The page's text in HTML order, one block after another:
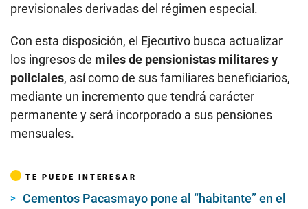
previsionales derivadas del régimen especial.
Con esta disposición, el Ejecutivo busca actualizar
los ingresos de miles de pensionistas militares y
policiales, así como de sus familiares beneficiarios,
mediante un incremento que tendrá carácter
permanente y será incorporado a sus pensiones
mensuales.
TE PUEDE INTERESAR
Cementos Pacasmayo pone al “habitante” en el